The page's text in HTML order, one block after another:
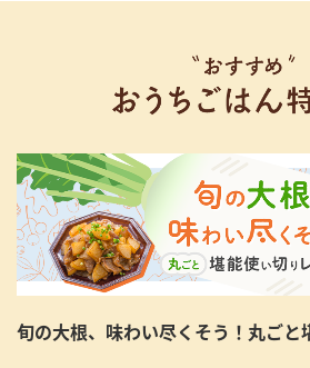
旬の大根、味わい尽くそう！丸ごと